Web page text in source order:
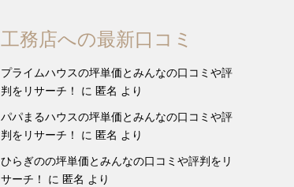
工務店への最新口コミ
プライムハウスの坪単価とみんなの口コミや評
判をリサーチ！
に 匿名 より
パパまるハウスの坪単価とみんなの口コミや評
判をリサーチ！
に 匿名 より
ひらぎのの坪単価とみんなの口コミや評判をリ
サーチ！
に 匿名 より